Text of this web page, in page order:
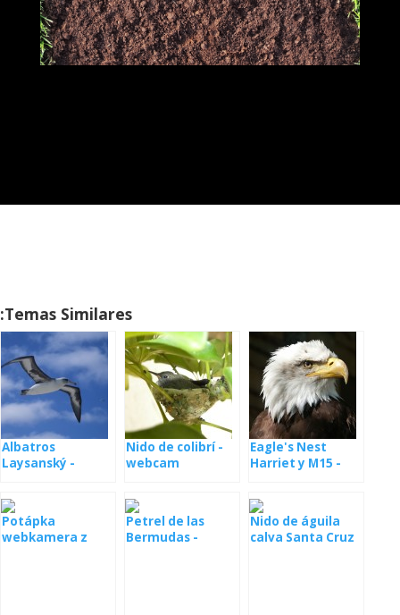
Temas Similares:
Eagle's Nest
Harriet y M15 -
Nido de colibrí -
webcam
Albatros
Laysanský -
hnízda [: en]
Webcamera del
albatros de
Laysan desde el
Nido de águila
calva Santa Cruz
Petrel de las
Bermudas -
Potápka
webkamera z